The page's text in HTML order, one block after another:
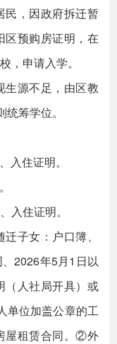
，因政府拆迁暂
区预购房证明，在
，申请入学。
源不足，由区教
筹学位。
住证明。
住证明。
子女：户口簿、
2026年5月1日以
（人社局开具）或
单位加盖公章的工
屋租赁合同。②外